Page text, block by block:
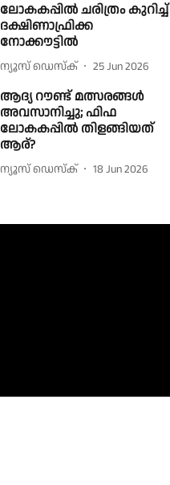
ലോകകപ്പിൽ ചരിത്രം കുറിച്ച്
ദക്ഷിണാഫ്രിക്ക
നോക്കൗട്ടിൽ
ന്യൂസ് ഡെസ്ക് 25 Jun 2026
ആദ്യ റൗണ്ട് മത്സരങ്ങള്‍
അവസാനിച്ചു; ഫിഫ
ലോകകപ്പില്‍ തിളങ്ങിയത്
ആര്?
ന്യൂസ് ഡെസ്ക് 18 Jun 2026